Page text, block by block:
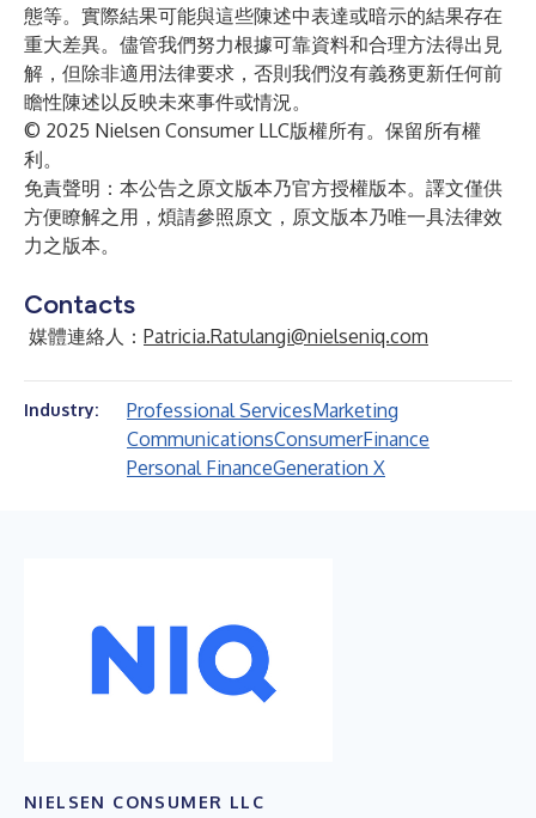
態等。實際結果可能與這些陳述中表達或暗示的結果存在
重大差異。儘管我們努力根據可靠資料和合理方法得出見
解，但除非適用法律要求，否則我們沒有義務更新任何前
瞻性陳述以反映未來事件或情況。
© 2025 Nielsen Consumer LLC版權所有。保留所有權
利。
免責聲明：本公告之原文版本乃官方授權版本。譯文僅供
方便瞭解之用，煩請參照原文，原文版本乃唯一具法律效
力之版本。
Contacts
媒體連絡人： Patricia.Ratulangi@nielseniq.com
Industry: Professional ServicesMarketing
CommunicationsConsumerFinance
Personal FinanceGeneration X
NIELSEN CONSUMER LLC